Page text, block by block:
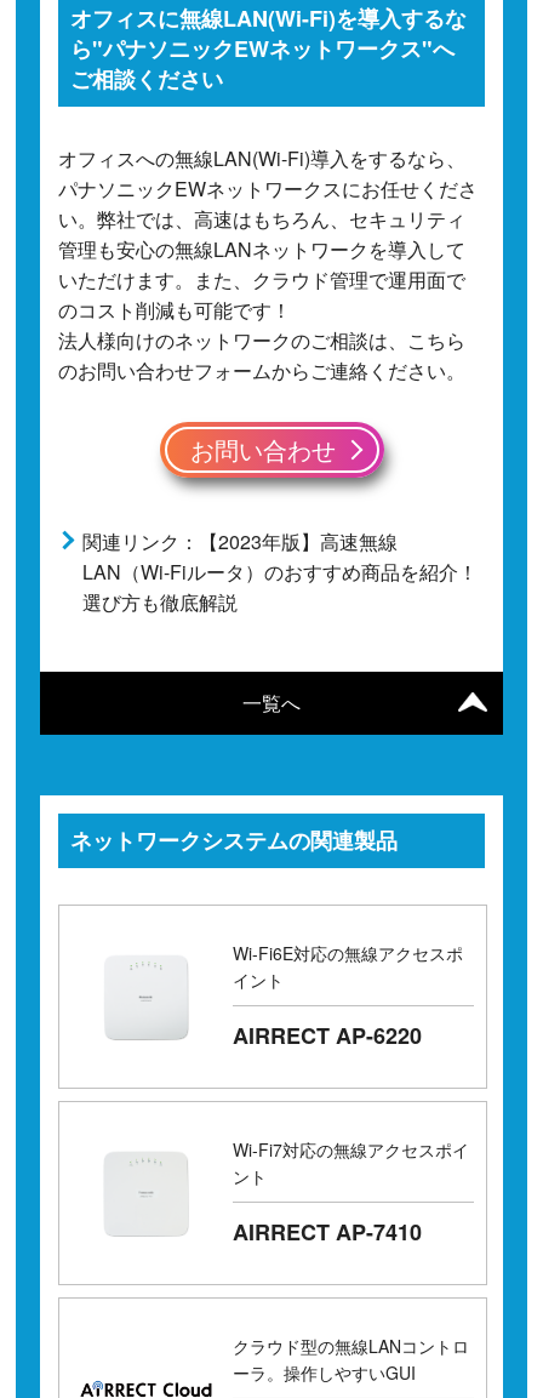
一覧へ
オフィスに無線LAN(Wi-Fi)を導入するな
ら"パナソニックEWネットワークス"へ
ご相談ください
オフィスへの無線LAN(Wi-Fi)導入をするなら、
パナソニックEWネットワークスにお任せくださ
い。弊社では、高速はもちろん、セキュリティ
管理も安心の無線LANネットワークを導入して
いただけます。また、クラウド管理で運用面で
のコスト削減も可能です！
法人様向けのネットワークのご相談は、こちら
のお問い合わせフォームからご連絡ください。
お問い合わせ
関連リンク：【2023年版】高速無線
LAN（Wi-Fiルータ）のおすすめ商品を紹介！
選び方も徹底解説
ネットワークシステムの関連製品
Wi-Fi6E対応の無線アクセスポ
イント
AIRRECT AP-6220
Wi-Fi7対応の無線アクセスポイ
ント
AIRRECT AP-7410
クラウド型の無線LANコントロ
ーラ。操作しやすいGUI